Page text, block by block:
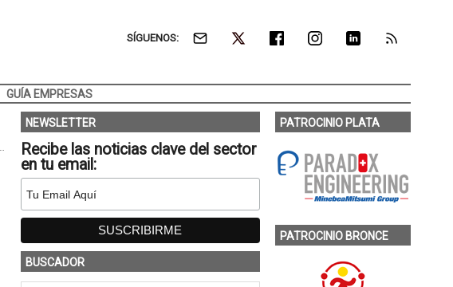
SÍGUENOS:
GUÍA EMPRESAS
NEWSLETTER
Recibe las noticias clave del sector
en tu email:
BUSCADOR
PATROCINIO PLATA
PATROCINIO BRONCE